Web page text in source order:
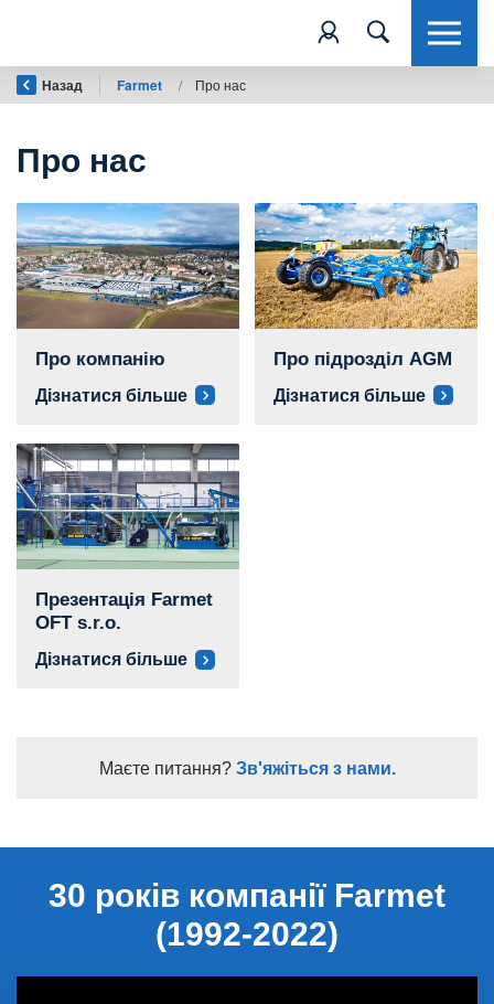
Назад Farmet / Про нас
Про нас
Про компанію
Дізнатися більше
Про підрозділ AGM
Дізнатися більше
Презентація Farmet
OFT s.r.o.
Дізнатися більше
Маєте питання?Зв'яжіться з нами.
30 років компанії Farmet
(1992-2022)